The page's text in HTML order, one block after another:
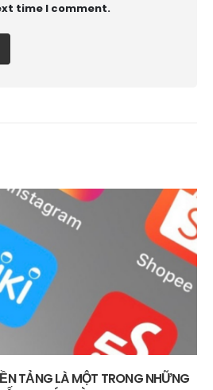
time I comment.
TẢNG LÀ MỘT TRONG NHỮNG